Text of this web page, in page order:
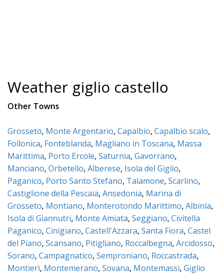
Weather giglio castello
Other Towns
Grosseto, Monte Argentario, Capalbio, Capalbio scalo,
Follonica, Fonteblanda, Magliano in Toscana, Massa
Marittima, Porto Ercole, Saturnia, Gavorrano,
Manciano, Orbetello, Alberese, Isola del Giglio,
Paganico, Porto Santo Stefano, Talamone, Scarlino,
Castiglione della Pescaia, Ansedonia, Marina di
Grosseto, Montiano, Monterotondo Marittimo, Albinia,
Isola di Giannutri, Monte Amiata, Seggiano, Civitella
Paganico, Cinigiano, Castell'Azzara, Santa Fiora, Castel
del Piano, Scansano, Pitigliano, Roccalbegna, Arcidosso,
Sorano, Campagnatico, Semproniano, Roccastrada,
Montieri, Montemerano, Sovana, Montemassi, Giglio